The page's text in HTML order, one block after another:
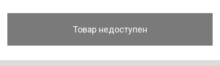
Товар недоступен